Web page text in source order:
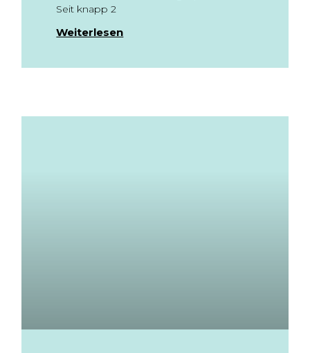
Seit knapp 2
Weiterlesen